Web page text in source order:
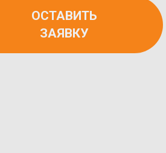
ОСТАВИТЬ
ЗАЯВКУ